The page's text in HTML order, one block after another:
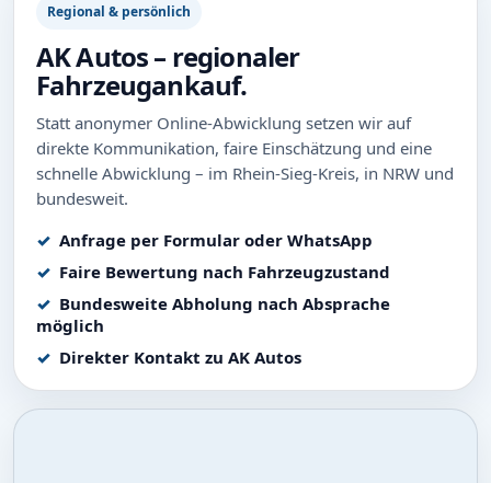
Regional & persönlich
AK Autos – regionaler
Fahrzeugankauf.
Statt anonymer Online-Abwicklung setzen wir auf
direkte Kommunikation, faire Einschätzung und eine
schnelle Abwicklung – im Rhein-Sieg-Kreis, in NRW und
bundesweit.
Anfrage per Formular oder WhatsApp
Faire Bewertung nach Fahrzeugzustand
Bundesweite Abholung nach Absprache
möglich
Direkter Kontakt zu AK Autos